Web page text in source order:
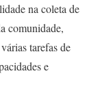
na coleta de
comunidade,
tarefas de
e